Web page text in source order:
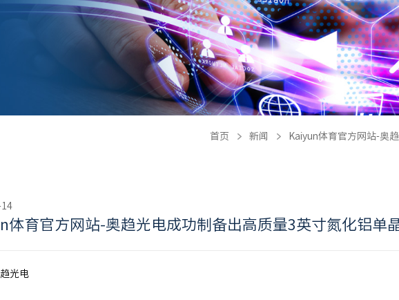
首页 新闻 Kaiyun体育官方网站-奥
体育官方网站-奥趋光电成功制备出高质量3英寸氮化铝单
光电